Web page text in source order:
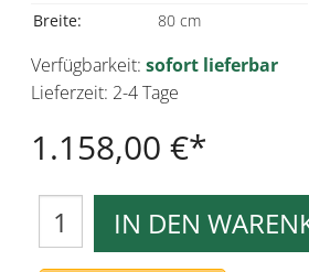
Breite:
80 cm
Verfügbarkeit: sofort lieferbar
Lieferzeit: 2-4 Tage
1.158,00 €
IN DEN